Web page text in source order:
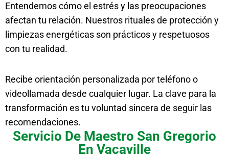
Entendemos cómo el estrés y las preocupaciones
afectan tu relación. Nuestros rituales de protección y
limpiezas energéticas son prácticos y respetuosos
con tu realidad.
Recibe orientación personalizada por teléfono o
videollamada desde cualquier lugar. La clave para la
transformación es tu voluntad sincera de seguir las
recomendaciones.
Servicio De Maestro San Gregorio
En Vacaville